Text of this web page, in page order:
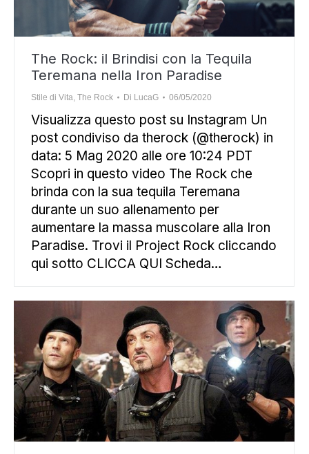
The Rock: il Brindisi con la Tequila
Teremana nella Iron Paradise
Stile di Vita The Rock Di LucaG 06/05/2020
Visualizza questo post su Instagram Un
post condiviso da therock (@therock) in
data: 5 Mag 2020 alle ore 10:24 PDT
Scopri in questo video The Rock che
brinda con la sua tequila Teremana
durante un suo allenamento per
aumentare la massa muscolare alla Iron
Paradise. Trovi il Project Rock cliccando
qui sotto CLICCA QUI Scheda…